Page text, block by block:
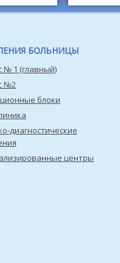
БОЛЬНИЦЫ
№ 1 (главный)
№2
блоки
диагностические
центры